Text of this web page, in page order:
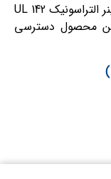
شما می توانید از طریق برگه فنی(TDS) کلینر التراسونیک UL 142
محصول دسترسی